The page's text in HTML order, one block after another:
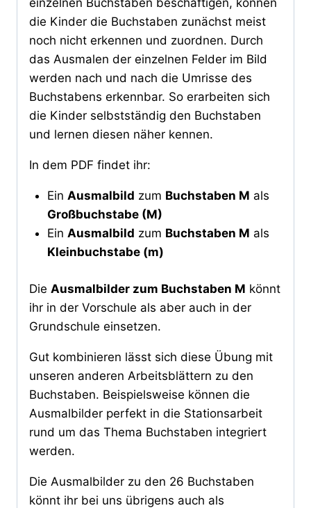
einzelnen Buchstaben beschäftigen, können
die Kinder die Buchstaben zunächst meist
noch nicht erkennen und zuordnen. Durch
das Ausmalen der einzelnen Felder im Bild
werden nach und nach die Umrisse des
Buchstabens erkennbar. So erarbeiten sich
die Kinder selbstständig den Buchstaben
und lernen diesen näher kennen.
In dem PDF findet ihr:
Ein Ausmalbild zum Buchstaben M als
Großbuchstabe (M)
Ein Ausmalbild zum Buchstaben M als
Kleinbuchstabe (m)
Die Ausmalbilder zum Buchstaben M könnt
ihr in der Vorschule als aber auch in der
Grundschule einsetzen.
Gut kombinieren lässt sich diese Übung mit
unseren anderen Arbeitsblättern zu den
Buchstaben. Beispielsweise können die
Ausmalbilder perfekt in die Stationsarbeit
rund um das Thema Buchstaben integriert
werden.
Die Ausmalbilder zu den 26 Buchstaben
könnt ihr bei uns übrigens auch als